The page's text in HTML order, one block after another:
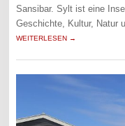
Sansibar. Sylt ist eine
Geschichte, Kultur, Natur
WEITERLESEN →